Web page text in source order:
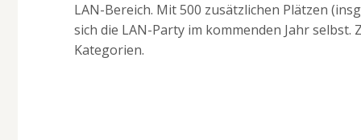
LAN-Bereich. Mit 500 zusätzlichen Plätzen
sich die LAN-Party im kommenden Jahr
Kategorien.